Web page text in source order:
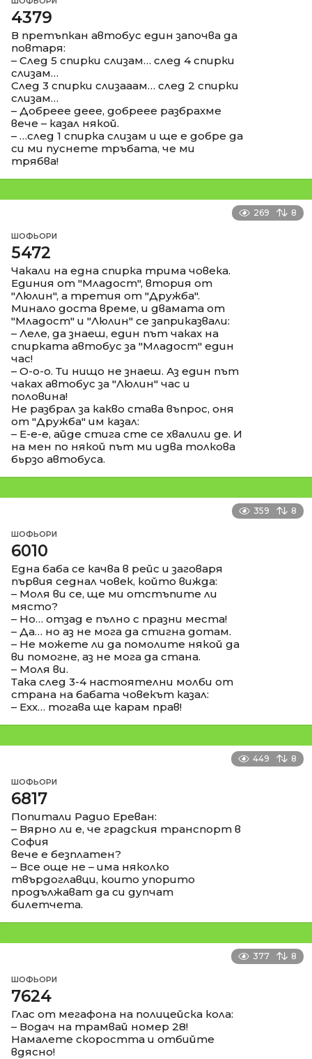
4379
В претъпкан автобус един започва да
повтаря:
– След 5 спирки слизам… след 4 спирки
слизам…
След 3 спирки слизааам… след 2 спирки
слизам…
– Добреее деее, добреее разбрахме
вече – казал някой.
– …след 1 спирка слизам и ще е добре да
си ми пуснете тръбата, че ми
трябва!
269 8
ШОФЬОРИ
5472
Чакали на една спирка трима човека.
Единия от "Младост", втория от
"Люлин", а третия от "Дружба".
Минало доста време, и двамата от
"Младост" и "Люлин" се заприказвали:
– Леле, да знаеш, един път чаках на
спирката автобус за "Младост" един
час!
– О-о-о. Ти нищо не знаеш. Аз един път
чаках автобус за "Люлин" час и
половина!
Не разбрал за какво става въпрос, оня
от "Дружба" им казал:
– Е-е-е, айде стига сте се хвалили де. И
на мен по някой път ми идва толкова
бьрзо автобуса.
359 8
ШОФЬОРИ
6010
Една баба се качва в рейс и заговаря
първия седнал човек, който вижда:
– Моля ви се, ще ми отстъпите ли
място?
– Но… отзад е пълно с празни места!
– Да… но аз не мога да стигна дотам.
– Не можете ли да помолите някой да
ви помогне, аз не мога да стана.
– Моля ви.
Така след 3-4 настоятелни молби от
страна на бабата човекът казал:
– Ехх… тогава ще карам прав!
449 8
ШОФЬОРИ
6817
Попитали Радио Ереван:
– Вярно ли е, че градския транспорт в
София
вече е безплатен?
– Все още не – има няколко
твърдоглавци, които упорито
продължават да си дупчат
билетчета.
377 8
ШОФЬОРИ
7624
Глас от мегафона на полицейска кола:
– Водач на трамвай номер 28!
Намалете скоростта и отбийте
вдясно!